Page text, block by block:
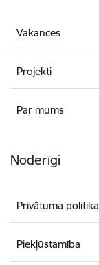
Vakances
Projekti
Par mums
Noderīgi
Privātuma politika
Piekļūstamība